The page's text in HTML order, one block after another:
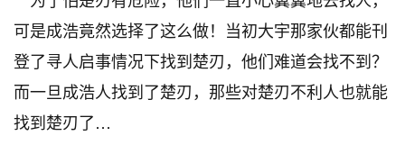
可是成浩竟然选择了这么做！当初大宇那家伙都能刊
登了寻人启事情况下找到楚刃，他们难道会找不到？
而一旦成浩人找到了楚刃，那些对楚刃不利人也就能
找到楚刃了…